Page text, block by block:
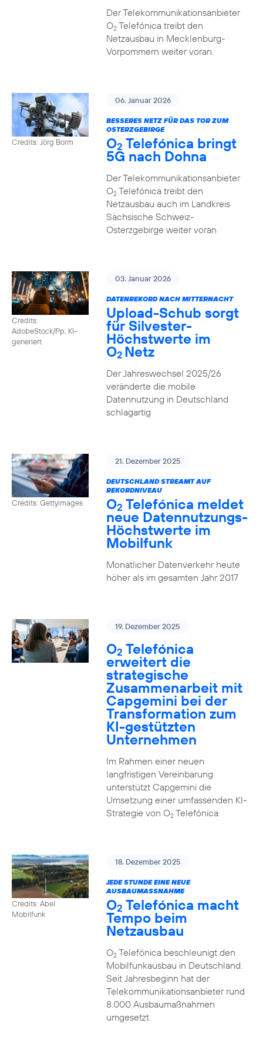
Der Telekommunikationsanbieter
O2Telefónica treibt den
Netzausbau in Mecklenburg-
Vorpommern weiter voran.
Credits: Jörg Borm
06. Januar 2026
BESSERES NETZ FÜR DAS TOR ZUM
OSTERZGEBIRGE
O2 Telefónica bringt
5G nach Dohna
Der Telekommunikationsanbieter
O2Telefónica treibt den
Netzausbau auch im Landkreis
Sächsische Schweiz-
Osterzgebirge weiter voran
Credits:
AdobeStock/Pp, KI-
generiert
03. Januar 2026
DATENREKORD NACH MITTERNACHT
Upload-Schub sorgt
für Silvester-
Höchstwerte im
O2 Netz
Der Jahreswechsel 2025/26
veränderte die mobile
Datennutzung in Deutschland
schlagartig
Credits: Gettyimages
21. Dezember 2025
DEUTSCHLAND STREAMT AUF
REKORDNIVEAU
O2 Telefónica meldet
neue Datennutzungs-
Höchstwerte im
Mobilfunk
Monatlicher Datenverkehr heute
höher als im gesamten Jahr 2017
19. Dezember 2025
O2 Telefónica
erweitert die
strategische
Zusammenarbeit mit
Capgemini bei der
Transformation zum
KI-gestützten
Unternehmen
Im Rahmen einer neuen
langfristigen Vereinbarung
unterstützt Capgemini die
Umsetzung einer umfassenden KI-
Strategie von O2Telefónica
Credits: Abel
Mobilfunk
18. Dezember 2025
JEDE STUNDE EINE NEUE
AUSBAUMASSNAHME
O2 Telefónica macht
Tempo beim
Netzausbau
O2Telefónica beschleunigt den
Mobilfunkausbau in Deutschland.
Seit Jahresbeginn hat der
Telekommunikationsanbieter rund
8.000 Ausbaumaßnahmen
umgesetzt